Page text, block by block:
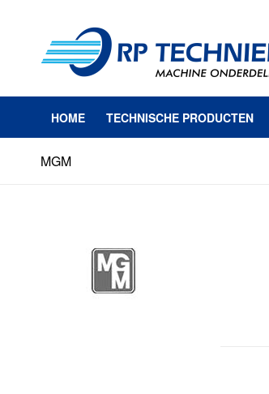
HOME TECHNISCHE PRODUCTEN
MGM